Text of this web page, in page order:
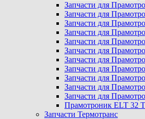
Запчасти для
Запчасти для
Запчасти для
Запчасти для
Запчасти для
Запчасти для
Запчасти для
Запчасти для
Запчасти для
Запчасти для
Запчасти для
Прамотроник ELT 32
Запчасти Термотранс